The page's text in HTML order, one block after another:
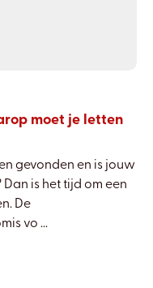
moet je letten
gevonden en is jouw
is het tijd om een
De
vo ...